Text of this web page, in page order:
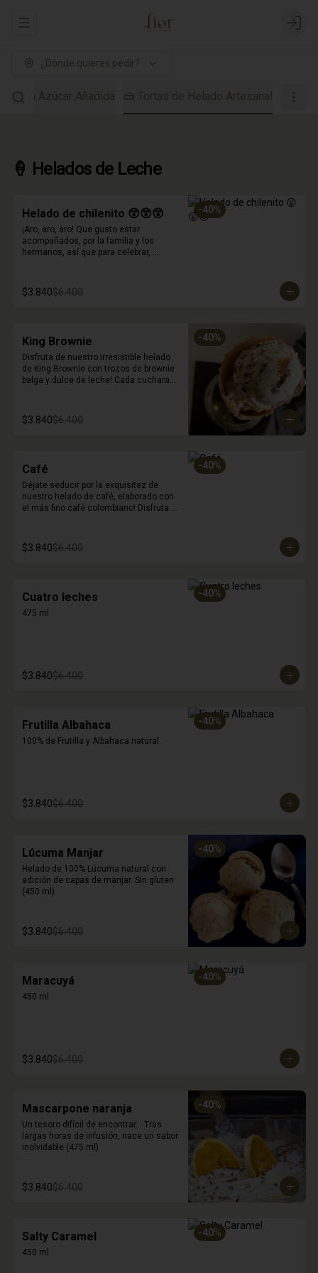
Abrir menu de navegación
¿Dónde quieres pedir?
🍦 Helados de Leche
-40%
Helado de chilenito 😲😲😲
¡Aro, aro, aro! Que gusto estar
acompañados, por la familia y los
hermanos, así que para celebrar,
$3.840$6.400
-40%
King Brownie
Disfruta de nuestro irresistible helado
de King Brownie con trozos de brownie
belga y dulce de leche! Cada cucharada
cremosidad del Fior di Latte se combina
perfectamente con los trozos de
deliciosa combinación de sabores. (450
ml)
$3.840$6.400
-40%
Café
Déjate seducir por la exquisitez de
nuestro helado de café, elaborado con
el más fino café colombiano! Disfruta
de postre y café en un solo lugar. 450
ml
$3.840$6.400
-40%
Cuatro leches
475 ml
$3.840$6.400
-40%
Frutilla Albahaca
100% de Frutilla y Albahaca natural.
$3.840$6.400
-40%
Lúcuma Manjar
Helado de 100% Lúcuma natural con
adición de capas de manjar. Sin gluten
(450 ml)
$3.840$6.400
-40%
Maracuyá
450 ml
$3.840$6.400
-40%
Mascarpone naranja
Un tesoro difícil de encontrar... Tras
largas horas de infusión, nace un sabor
inolvidable (475 ml)
$3.840$6.400
-40%
Salty Caramel
450 ml